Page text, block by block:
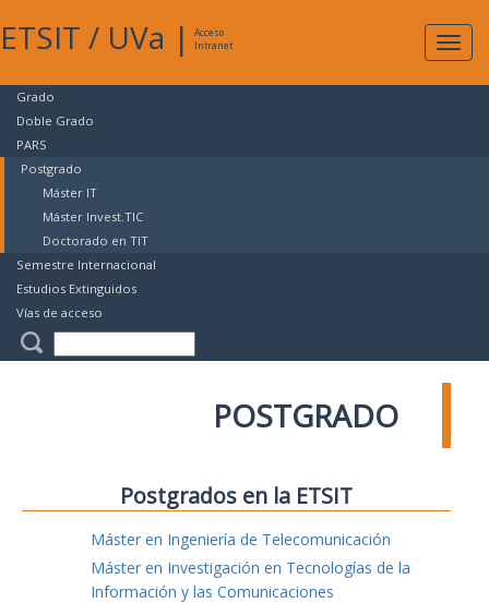
ETSIT / UVa |
Acceso
Intranet
Grado
Doble Grado
PARS
Postgrado
Máster IT
Máster Invest.TIC
Doctorado en TIT
Semestre Internacional
Estudios Extinguidos
Vías de acceso
POSTGRADO
Postgrados en la ETSIT
Máster en Ingeniería de Telecomunicación
Máster en Investigación en Tecnologías de la
Información y las Comunicaciones